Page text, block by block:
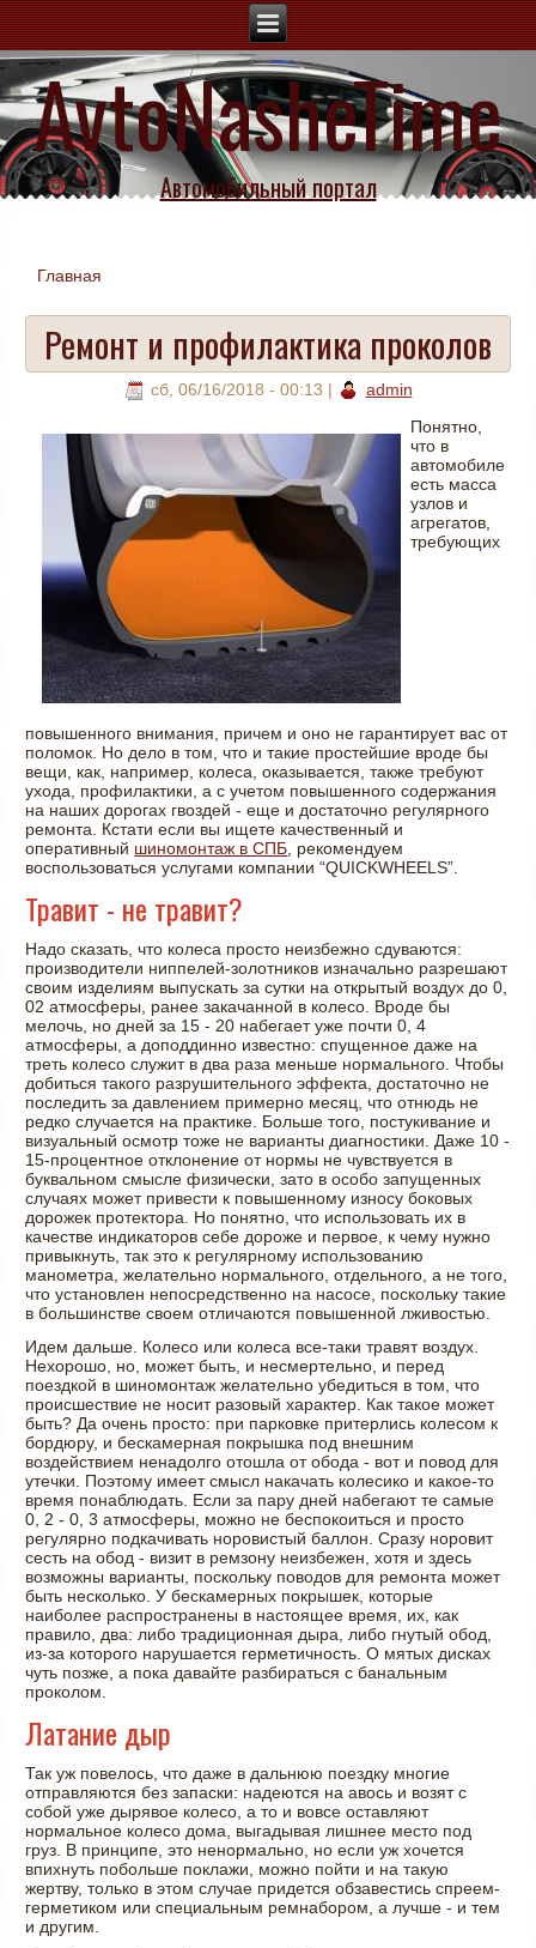
AvtoNasheTime
Автомобильный портал
Вы здесь
Главная
Ремонт и профилактика проколов
сб, 06/16/2018 - 00:13 |
admin
Понятно,
что в
автомобиле
есть масса
узлов и
агрегатов,
требующих
повышенного внимания, причем и оно не гарантирует вас от
поломок. Но дело в том, что и такие простейшие вроде бы
вещи, как, например, колеса, оказывается, также требуют
ухода, профилактики, а с учетом повышенного содержания
на наших дорогах гвоздей - еще и достаточно регулярного
ремонта. Кстати если вы ищете качественный и
оперативный шиномонтаж в СПБ , рекомендуем
воспользоваться услугами компании “QUICKWHEELS”.
Травит - не травит?
Надо сказать, что колеса просто неизбежно сдуваются:
производители ниппелей-золотников изначально разрешают
своим изделиям выпускать за сутки на открытый воздух до 0,
02 атмосферы, ранее закачанной в колесо. Вроде бы
мелочь, но дней за 15 - 20 набегает уже почти 0, 4
атмосферы, а доподдинно известно: спущенное даже на
треть колесо служит в два раза меньше нормального. Чтобы
добиться такого разрушительного эффекта, достаточно не
последить за давлением примерно месяц, что отнюдь не
редко случается на практике. Больше того, постукивание и
визуальный осмотр тоже не варианты диагностики. Даже 10 -
15-процентное отклонение от нормы не чувствуется в
буквальном смысле физически, зато в особо запущенных
случаях может привести к повышенному износу боковых
дорожек протектора. Но понятно, что использовать их в
качестве индикаторов себе дороже и первое, к чему нужно
привыкнуть, так это к регулярному использованию
манометра, желательно нормального, отдельного, а не того,
что установлен непосредственно на насосе, поскольку такие
в большинстве своем отличаются повышенной лживостью.
Идем дальше. Колесо или колеса все-таки травят воздух.
Нехорошо, но, может быть, и несмертельно, и перед
поездкой в шиномонтаж желательно убедиться в том, что
происшествие не носит разовый характер. Как такое может
быть? Да очень просто: при парковке притерлись колесом к
бордюру, и бескамерная покрышка под внешним
воздействием ненадолго отошла от обода - вот и повод для
утечки. Поэтому имеет смысл накачать колесико и какое-то
время понаблюдать. Если за пару дней набегают те самые
0, 2 - 0, 3 атмосферы, можно не беспокоиться и просто
регулярно подкачивать норовистый баллон. Сразу норовит
сесть на обод - визит в ремзону неизбежен, хотя и здесь
возможны варианты, поскольку поводов для ремонта может
быть несколько. У бескамерных покрышек, которые
наиболее распространены в настоящее время, их, как
правило, два: либо традиционная дыра, либо гнутый обод,
из-за которого нарушается герметичность. О мятых дисках
чуть позже, а пока давайте разбираться с банальным
проколом.
Латание дыр
Так уж повелось, что даже в дальнюю поездку многие
отправляются без запаски: надеются на авось и возят с
собой уже дырявое колесо, а то и вовсе оставляют
нормальное колесо дома, выгадывая лишнее место под
груз. В принципе, это ненормально, но если уж хочется
впихнуть побольше поклажи, можно пойти и на такую
жертву, только в этом случае придется обзавестись спреем-
герметиком или специальным ремнабором, а лучше - и тем
и другим.